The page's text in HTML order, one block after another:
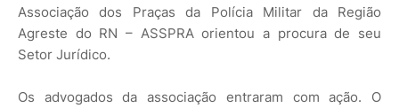
Associação dos Praças da Polícia Militar da Região
Agreste do RN – ASSPRA orientou a procura de seu
Setor Jurídico.
Os advogados da associação entraram com ação. O